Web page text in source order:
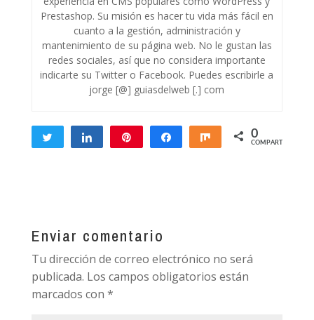
Prestashop. Su misión es hacer tu vida más fácil en
cuanto a la gestión, administración y
mantenimiento de su página web. No le gustan las
redes sociales, así que no considera importante
indicarte su Twitter o Facebook. Puedes escribirle a
jorge [@] guiasdelweb [.] com
Twittear Compartir Compartir Compartir
0
COMPARTIR
Enviar comentario
Tu dirección de correo electrónico no será
publicada. Los campos obligatorios están
marcados con *